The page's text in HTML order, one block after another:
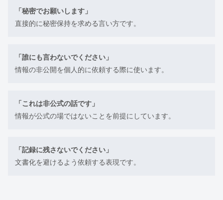
「秘密でお願いします」
直接的に秘密保持を求める言い方です。
「誰にも言わないでください」
情報の非公開を個人的に依頼する際に使います。
「これは非公式の話です」
情報が公式の場ではないことを前提にしています。
「記録に残さないでください」
文書化を避けるよう依頼する表現です。